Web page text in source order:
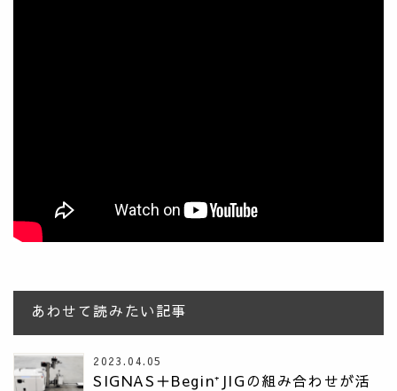
あわせて読みたい記事
2023.04.05
SIGNAS＋Begin⁺JIGの組み合わせが活